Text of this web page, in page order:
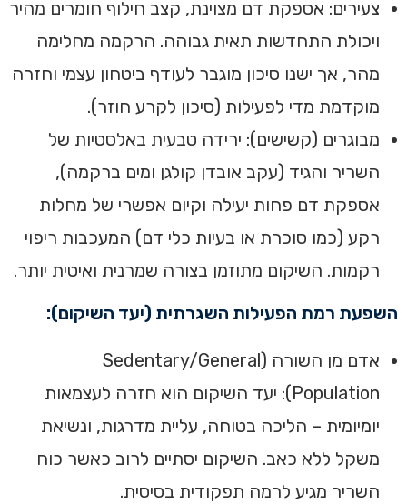
צעירים: אספקת דם מצוינת, קצב חילוף חומרים מהיר
ויכולת התחדשות תאית גבוהה. הרקמה מחלימה
מהר, אך ישנו סיכון מוגבר לעודף ביטחון עצמי וחזרה
מוקדמת מדי לפעילות (סיכון לקרע חוזר).
מבוגרים (קשישים): ירידה טבעית באלסטיות של
השריר והגיד (עקב אובדן קולגן ומים ברקמה),
אספקת דם פחות יעילה וקיום אפשרי של מחלות
רקע (כמו סוכרת או בעיות כלי דם) המעכבות ריפוי
רקמות. השיקום מתוזמן בצורה שמרנית ואיטית יותר.
השפעת רמת הפעילות השגרתית (יעד השיקום):
אדם מן השורה (Sedentary/General
Population): יעד השיקום הוא חזרה לעצמאות
יומיומית – הליכה בטוחה, עליית מדרגות, ונשיאת
משקל ללא כאב. השיקום יסתיים לרוב כאשר כוח
השריר מגיע לרמה תפקודית בסיסית.